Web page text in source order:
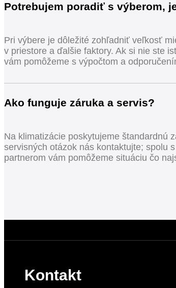
Potrebujem poradiť s výberom,
Pri výbere je dôležité zohľadniť veľkosť
v priestore a ďalšie faktory. Ak si nie ste
vám pomôžeme s výpočtom a
Ako funguje záruka a servis?
Na klimatizácie poskytujeme štandardnú
servisných otázok nás kontaktujte; spolu
partnerom vám pomôžeme situáciu čo
Kontakt